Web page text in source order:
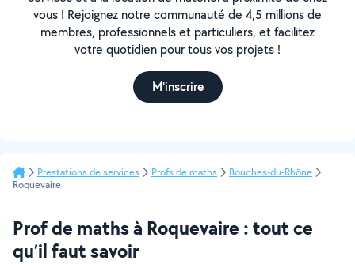
vous ! Rejoignez notre communauté de 4,5 millions de
membres, professionnels et particuliers, et facilitez
votre quotidien pour tous vos projets !
M'inscrire
Prestations de services Profs de maths
Bouches-du-Rhône
Roquevaire
Prof de maths à Roquevaire : tout ce
qu’il faut savoir